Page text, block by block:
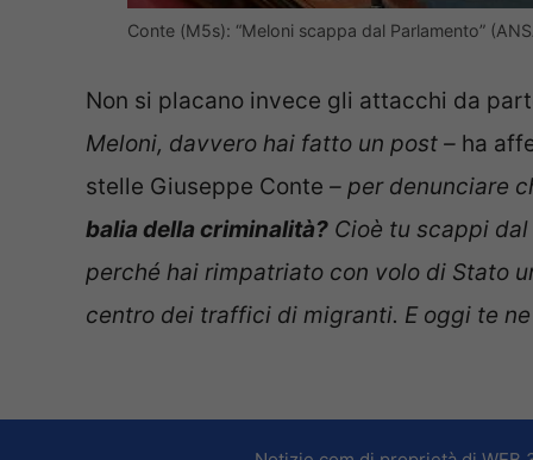
Conte (M5s): “Meloni scappa dal Parlamento”
Non si placano invece gli attacchi da
Meloni, davvero hai fatto un post – ha
stelle Giuseppe Conte – per denunciare
balia della criminalità? Cioè tu scappi
perché hai rimpatriato con volo di Stato
centro dei traffici di migranti. E oggi te